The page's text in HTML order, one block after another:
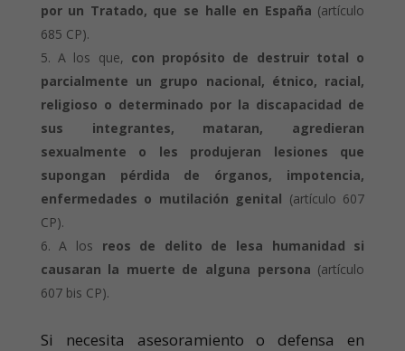
por un Tratado, que se halle en España (artículo
685 CP).
A los que, con propósito de destruir total o
parcialmente un grupo nacional, étnico, racial,
religioso o determinado por la discapacidad de
sus integrantes, mataran, agredieran
sexualmente o les produjeran lesiones que
supongan pérdida de órganos, impotencia,
enfermedades o mutilación genital (artículo 607
CP).
A los reos de delito de lesa humanidad si
causaran la muerte de alguna persona (artículo
607 bis CP).
Si necesita asesoramiento o defensa en